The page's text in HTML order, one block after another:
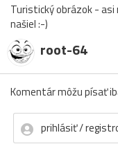
Turistický obrázok -
našiel :-)
root-64
Komentár môžu písať
prihlásiť /